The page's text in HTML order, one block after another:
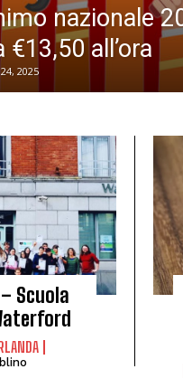
nazionale
all’ora
2025
Scuola